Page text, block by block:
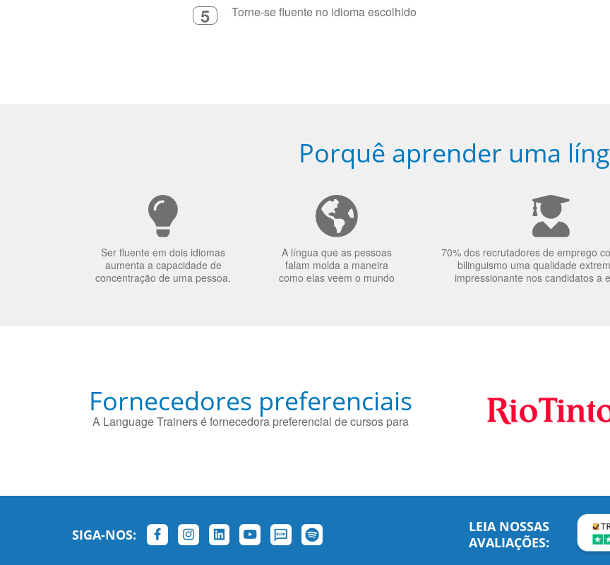
5 Torne-se fluente no idioma escolhido
Porquê aprender uma
Ser fluente em dois idiomas
aumenta a capacidade de
concentração de uma pessoa.
A língua que as pessoas
falam molda a maneira
como elas veem o mundo
70% dos recrutadores de emprego
bilinguismo uma qualidade
impressionante nos candidatos a
Fornecedores preferenciais
A Language Trainers é fornecedora preferencial de cursos para
SIGA-NOS:
LEIA NOSSAS
AVALIAÇÕES: